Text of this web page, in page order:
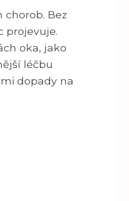
Bez
projevuje.
oka, jako
léčbu
dopady na